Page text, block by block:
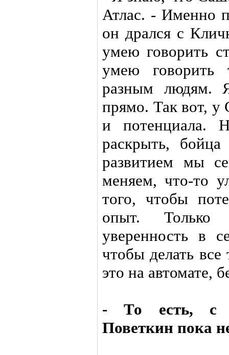
Атлас. - Именно
он дрался с
умею говорить
умею
разным людям.
прямо. Так вот, у
и потенциала.
раскрыть,
развитием мы
меняем, что-то
того, чтобы
опыт.
уверенность в
чтобы делать
это на автомате,
- То есть, с
Поветкин пока